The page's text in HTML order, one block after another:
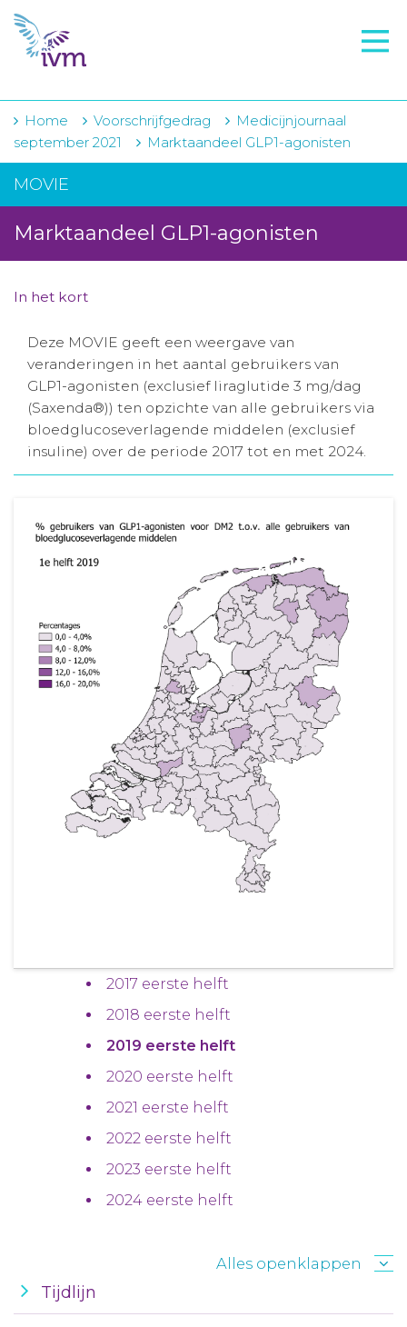
VMI
FTO voorbereiding
IVM-academie
Zorginstellingen
Voorschrijfgedrag
Projecten
Contact
Winkelwagentje
Aanmelden nieuwsbrief
Toegang leeromgeving
Home Voorschrijfgedrag
Medicijnjournaal
september 2021
Marktaandeel GLP1-agonisten
MOVIE
Marktaandeel GLP1-agonisten
In het kort
Deze MOVIE geeft een weergave van
veranderingen in het aantal gebruikers van
GLP1-agonisten (exclusief liraglutide 3 mg/dag
(Saxenda®)) ten opzichte van alle gebruikers via
bloedglucoseverlagende middelen (exclusief
insuline) over de periode 2017 tot en met 2024.
2017 eerste helft
2018 eerste helft
2019 eerste helft
2020 eerste helft
2021 eerste helft
2022 eerste helft
2023 eerste helft
2024 eerste helft
Alles openklappen
Tijdlijn